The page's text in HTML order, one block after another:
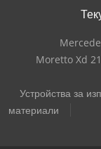
Moretto Xd 21
Устройства за
материали